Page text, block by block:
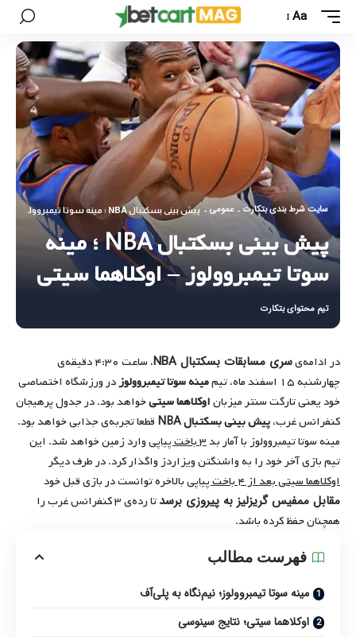
Aa
سایت شرط بندی بتکارت - عمومی - پیش بینی بسکتبال NBA ؛ مینه سوتا تیمبروولوز – اوکلاهما سیتی
پیش بینی بسکتبال NBA ؛ مینه
سوتا تیمبروولوز – اوکلاهما سیتی
تیم محتوای بتکارت
در ادامه‌یسری مسابقات بسکتبال NBA
، ساعت ۴:۳۰ دقیقه‌ی
چهارشنبه ۱۵ اسفند ماه، تیم
مینه سوتا تیمبروولوزدر ورزشگاه اختصاصی
خود یعنی تارگت سنتر میزباناوکلاهما سیتیخواهد بود. در جدول پرهیجان
کنفرانس غرب،پیش بینی بسکتبالNBA قطعا تجربه‌ی جذابی خواهد بود.
مینه سوتا تیمبروولوز با آمار بد۳ باخت پیاپی
وارد زمین خواهد شد. این
تیم بازی آخر خود را به واشنگتن ویزاردز واگذار کرد. در طرف دیگر
اوکلاهما سیتی بعد از ۴ باخت پیاپی
بالاخره توانست در بازی قبل خود
مقابل ممفیس گریزلیز به پیروزی برسد
تا رده‌ی ۳ کنفرانس غرب را
همچنان حفظ کرده باشد.
فهرست مطالب
مینه سوتا تیمبروولوز؛ نیم‌نگاه به پلی‌آف
اوکلاهما سیتی؛ نتایج سینوسی